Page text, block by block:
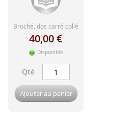
Broché, dos carré collé
40,00 €
Disponible
Qté
Ajouter au panier